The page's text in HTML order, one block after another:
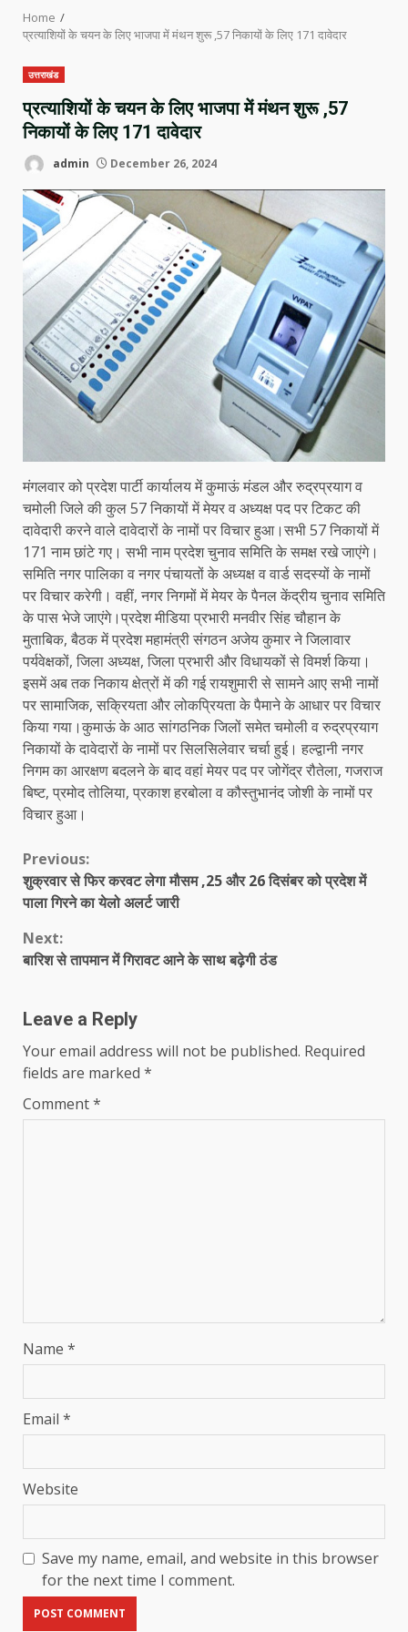
Home
प्रत्याशियों के चयन के लिए भाजपा में मंथन शुरू ,57 निकायों के लिए 171 दावेदार
उत्तराखंड
प्रत्याशियों के चयन के लिए भाजपा में मंथन शुरू ,57
निकायों के लिए 171 दावेदार
admin December 26, 2024
मंगलवार को प्रदेश पार्टी कार्यालय में कुमाऊं मंडल और रुद्रप्रयाग व
चमोली जिले की कुल 57 निकायों में मेयर व अध्यक्ष पद पर टिकट की
दावेदारी करने वाले दावेदारों के नामों पर विचार हुआ।सभी 57 निकायों में
171 नाम छांटे गए। सभी नाम प्रदेश चुनाव समिति के समक्ष रखे जाएंगे।
समिति नगर पालिका व नगर पंचायतों के अध्यक्ष व वार्ड सदस्यों के नामों
पर विचार करेगी। वहीं, नगर निगमों में मेयर के पैनल केंद्रीय चुनाव समिति
के पास भेजे जाएंगे।प्रदेश मीडिया प्रभारी मनवीर सिंह चौहान के
मुताबिक, बैठक में प्रदेश महामंत्री संगठन अजेय कुमार ने जिलावार
पर्यवेक्षकों, जिला अध्यक्ष, जिला प्रभारी और विधायकों से विमर्श किया।
इसमें अब तक निकाय क्षेत्रों में की गई रायशुमारी से सामने आए सभी नामों
पर सामाजिक, सक्रियता और लोकप्रियता के पैमाने के आधार पर विचार
किया गया।कुमाऊं के आठ सांगठनिक जिलों समेत चमोली व रुद्रप्रयाग
निकायों के दावेदारों के नामों पर सिलसिलेवार चर्चा हुई। हल्द्वानी नगर
निगम का आरक्षण बदलने के बाद वहां मेयर पद पर जोगेंद्र रौतेला, गजराज
बिष्ट, प्रमोद तोलिया, प्रकाश हरबोला व कौस्तुभानंद जोशी के नामों पर
विचार हुआ।
Continue
Reading
Previous:
शुक्रवार से फि‍र करवट लेगा मौसम ,25 और 26 दिसंबर को प्रदेश में
पाला गिरने का येलो अलर्ट जारी
Next:
बारिश से तापमान में गिरावट आने के साथ बढ़ेगी ठंड
Leave a Reply
Your email address will not be published. Required
fields are marked *
Comment*
Name *
Email *
Website
Save my name, email, and website in this browser
for the next time I comment.